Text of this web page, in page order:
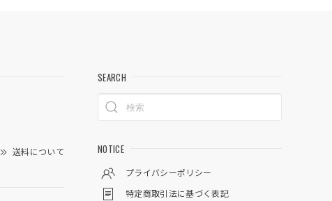
送料について
SEARCH
NOTICE
プライバシーポリシー
特定商取引法に基づく表記